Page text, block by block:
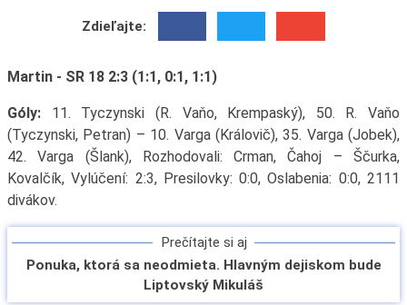
Zdieľajte:
Martin - SR 18 2:3 (1:1, 0:1, 1:1)
Góly:11. Tyczynski (R. Vaňo, Krempaský), 50. R. Vaňo
(Tyczynski, Petran) – 10. Varga (Královič), 35. Varga (Jobek),
42. Varga (Šlank), Rozhodovali: Crman, Čahoj – Ščurka,
Kovalčík, Vylúčení: 2:3, Presilovky: 0:0, Oslabenia: 0:0, 2111
divákov.
Prečítajte si aj
Ponuka, ktorá sa neodmieta. Hlavným dejiskom bude
Liptovský Mikuláš